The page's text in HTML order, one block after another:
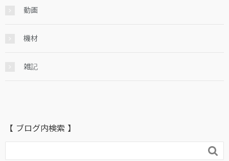
動画
機材
雑記
【 ブログ内検索 】
